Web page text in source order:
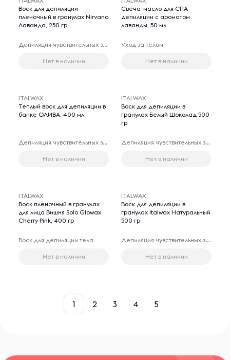
Воск для депиляции
пленочный в гранулах Nirvana
Лаванда, 250 гр
Депиляция чувствительных зон
Нет в наличии
Свеча-масло для СПА-
депиляции с ароматом
лаванды, 50 мл
Уход за телом
Нет в наличии
ITALWAX
Теплый воск для депиляции в
банке ОЛИВА, 400 мл
Депиляция чувствительных зон
Нет в наличии
ITALWAX
Воск для депиляции в
гранулах Белый Шоколад 500
гр
Депиляция чувствительных зон
Нет в наличии
ITALWAX
Воск пленочный в гранулах
для лица Вишня Solo Glowax
Cherry Pink, 400 гр
Воск для депиляции тела
Нет в наличии
ITALWAX
Воск для депиляции в
гранулах Italwax Натуральный
500 гр
Депиляция чувствительных зон
Нет в наличии
1 2 3 4 5